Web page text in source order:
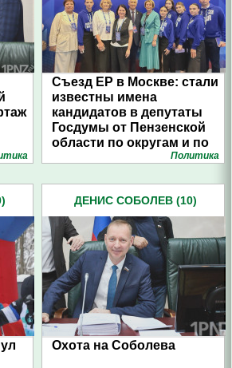
Съезд ЕР в Москве: стали
известны имена
кандидатов в депутаты
Госдумы от Пензенской
области по округам и по
Политика
ДЕНИС СОБОЛЕВ (10)
Охота на Соболева